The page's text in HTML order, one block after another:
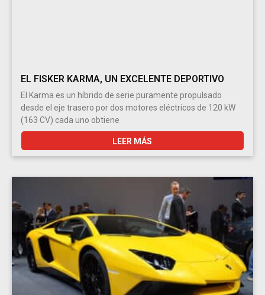
EL FISKER KARMA, UN EXCELENTE DEPORTIVO
El Karma es un híbrido de serie puramente propulsado
desde el eje trasero por dos motores eléctricos de 120 kW
(163 CV) cada uno obtiene
LEER MÁS